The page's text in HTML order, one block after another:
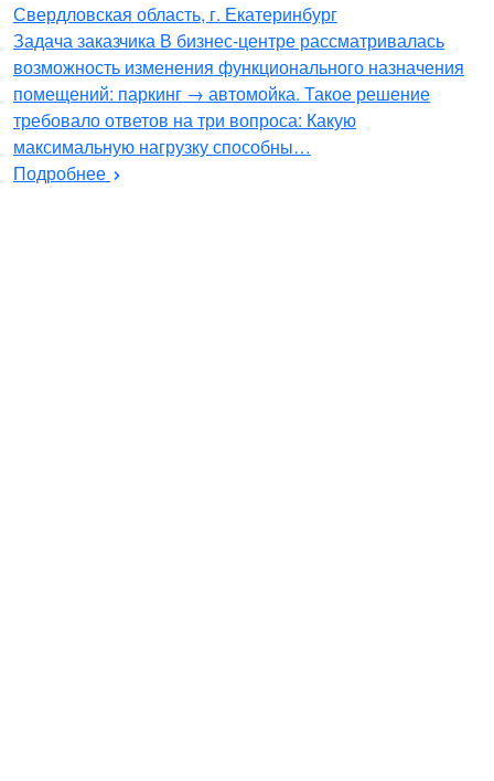
Свердловская область, г. Екатеринбург
Задача заказчика В бизнес-центре рассматривалась
возможность изменения функционального назначения
помещений: паркинг → автомойка. Такое решение
требовало ответов на три вопроса: Какую
максимальную нагрузку способны…
Подробнее